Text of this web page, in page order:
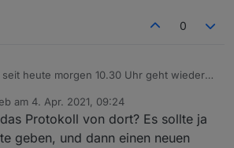
0
seit heute morgen 10.30 Uhr geht wieder
am 4. Apr. 2021, 09:24
editiert von
Protokoll von dort? Es sollte ja
geben, und dann einen neuen